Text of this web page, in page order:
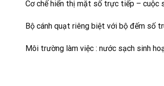
Cơ chế hiển thị mặt số trực tiếp –
Bộ cánh quạt riêng biệt với bộ đếm số
Môi trường làm việc : nước sạch sinh